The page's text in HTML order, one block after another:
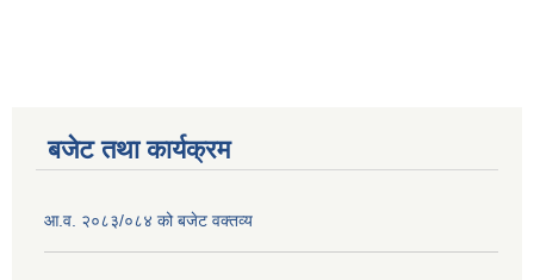
बजेट तथा कार्यक्रम
आ.व. २०८३/०८४ को बजेट वक्तव्य